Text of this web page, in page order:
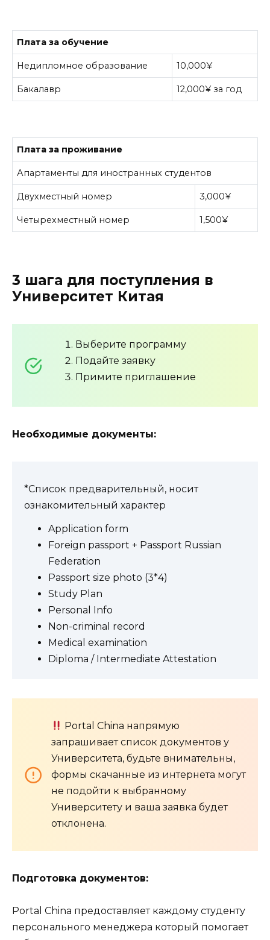
Плата за обучение
Недипломное образование 10,000¥
Бакалавр 12,000¥ за год
Плата за проживание
Апартаменты для иностранных студентов
Двухместный номер 3,000¥
Четырехместный номер 1,500¥
3 шага для поступления в
Университет Китая
Выберите программу
Подайте заявку
Примите приглашение
Необходимые документы:
*Список предварительный, носит
ознакомительный характер
Application form
Foreign passport + Passport Russian
Federation
Passport size photo (3*4)
Study Plan
Personal Info
Non-criminal record
Medical examination
Diploma / Intermediate Attestation
Portal China напрямую
запрашивает список документов у
Университета, будьте внимательны,
формы скачанные из интернета могут
не подойти к выбранному
Университету и ваша заявка будет
отклонена.
Подготовка документов:
Portal China предоставляет каждому студенту
персонального менеджера который помогает